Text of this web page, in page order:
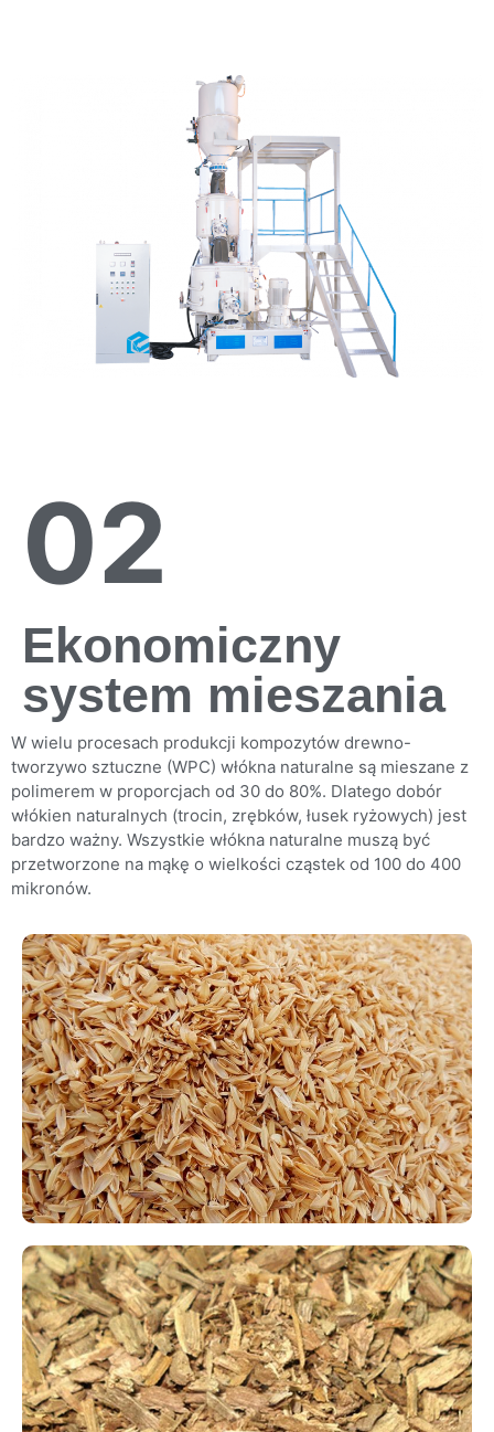
02
Ekonomiczny
system mieszania
W wielu procesach produkcji kompozytów drewno-
tworzywo sztuczne (WPC) włókna naturalne są mieszane z
polimerem w proporcjach od 30 do 80%. Dlatego dobór
włókien naturalnych (trocin, zrębków, łusek ryżowych) jest
bardzo ważny. Wszystkie włókna naturalne muszą być
przetworzone na mąkę o wielkości cząstek od 100 do 400
mikronów.